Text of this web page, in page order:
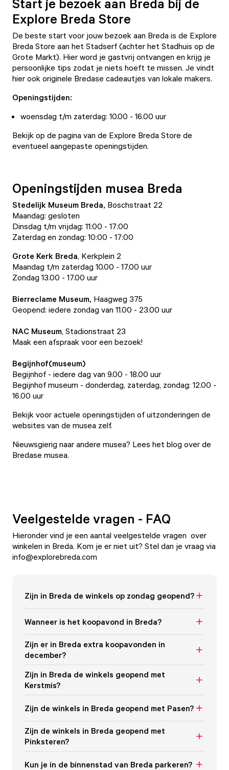
Explore Breda Store
De beste start voor jouw bezoek aan Breda is de Explore
Breda Store aan het Stadserf (achter het Stadhuis op de
Grote Markt). Hier word je gastvrij ontvangen en krijg je
persoonlijke tips zodat je niets hoeft te missen. Je vindt
hier ook originele Bredase cadeautjes van lokale makers.
Openingstijden:
woensdag t/m zaterdag: 10.00 - 16.00 uur
Bekijk op de pagina van de Explore Breda Store de
eventueel aangepaste openingstijden.
Openingstijden musea Breda
Stedelijk Museum Breda, Boschstraat 22
Maandag: gesloten
Dinsdag t/m vrijdag: 11:00 - 17:00
Zaterdag en zondag: 10:00 - 17:00
Grote Kerk Breda, Kerkplein 2
Maandag t/m zaterdag 10.00 - 17.00 uur
Zondag 13.00 - 17.00 uur
Bierreclame Museum, Haagweg 375
Geopend: iedere zondag van 11.00 - 23.00 uur
NAC Museum, Stadionstraat 23
Maak een afspraak voor een bezoek!
Begijnhof(museum)
Begijnhof - iedere dag van 9.00 - 18.00 uur
Begijnhof museum - donderdag, zaterdag, zondag: 12.00 -
16.00 uur
Bekijk voor actuele openingstijden of uitzonderingen de
websites van de musea zelf.
Nieuwsgierig naar andere musea? Lees het blog over de
Bredase musea.
Veelgestelde vragen - FAQ
Hieronder vind je een aantal veelgestelde vragen over
winkelen in Breda. Kom je er niet uit? Stel dan je vraag via
info@explorebreda.com
Zijn in Breda de winkels op zondag geopend?
Wanneer is het koopavond in Breda?
Zijn er in Breda extra koopavonden in
december?
Zijn in Breda de winkels geopend met
Kerstmis?
Zijn de winkels in Breda geopend met Pasen?
Zijn de winkels in Breda geopend met
Pinksteren?
Kun je in de binnenstad van Breda parkeren?